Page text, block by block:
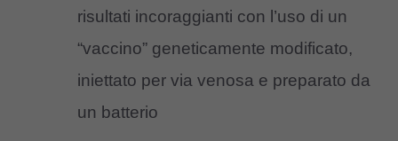
risultati incoraggianti con l’uso di un
“vaccino” geneticamente modificato,
iniettato per via venosa e preparato da
un batterio